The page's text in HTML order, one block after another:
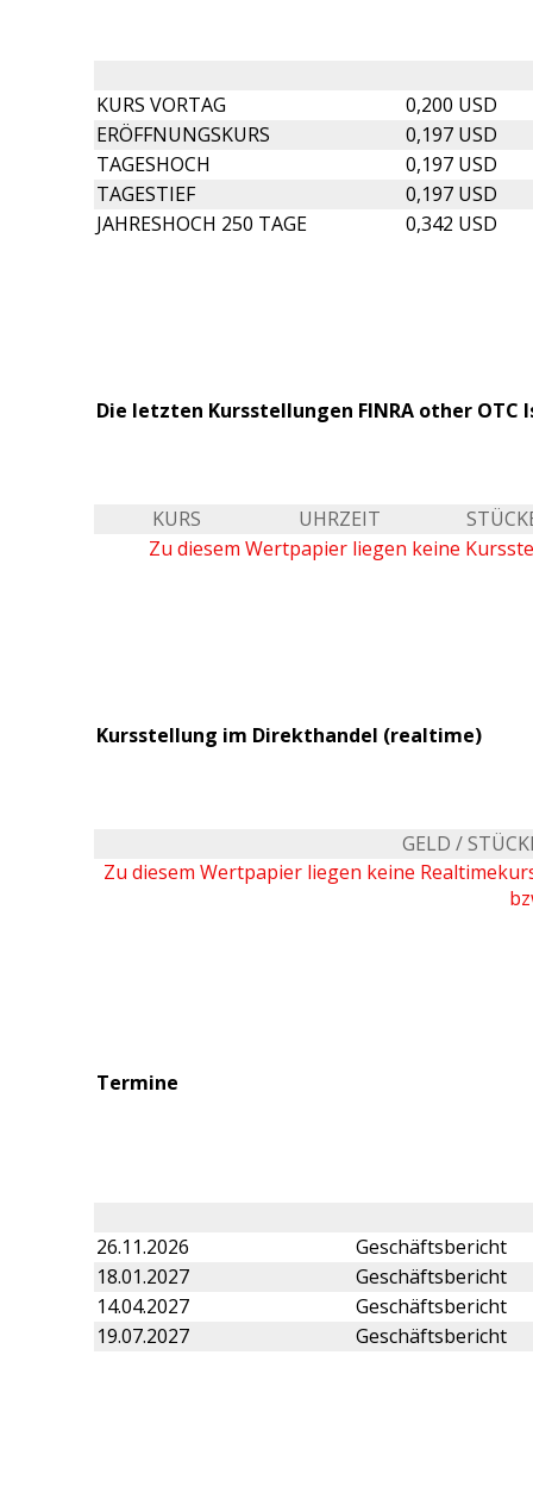
KURS VORTAG
0,200 USD
ERÖFFNUNGSKURS
0,197 USD
TAGESHOCH
0,197 USD
TAGESTIEF
0,197 USD
JAHRESHOCH 250 TAGE
0,342 USD
Die letzten Kursstellungen FINRA other OTC
KURS UHRZEIT
Zu diesem Wertpapier liegen keine
Kursstellung im Direkthandel (realtime)
GELD /
Zu diesem Wertpapier liegen keine
Termine
26.11.2026
Geschäftsbericht
18.01.2027
Geschäftsbericht
14.04.2027
Geschäftsbericht
19.07.2027
Geschäftsbericht